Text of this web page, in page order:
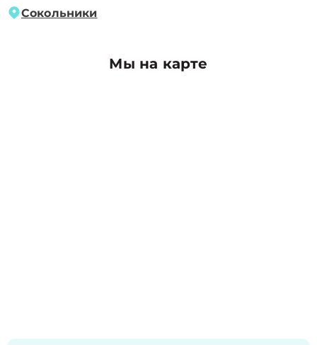
Сокольники
Мы на карте